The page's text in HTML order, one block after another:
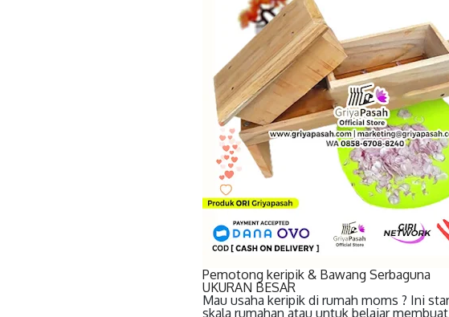
Pemotong keripik & Bawang Serbaguna
UKURAN BESAR
Mau usaha keripik di rumah moms ? Ini
skala rumahan atau untuk belajar